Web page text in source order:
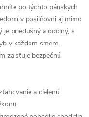
po týchto pánskych
v posilňovni aj mimo
je priedušný a odolný, s
v každom smere.
zaisťuje bezpečnú
a cielenú